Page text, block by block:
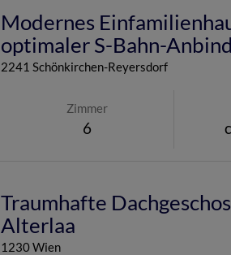
Modernes
optimaler S-Bahn-
2241 Schönkirchen-Reyersdorf
Zimmer
6
Traumhafte
Alterlaa
1230 Wien